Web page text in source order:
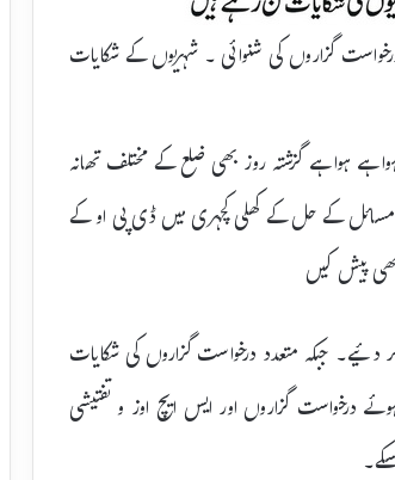
او اسد سرفراز کی فراہمی انصاف کے لیے کھلی کچہریوں کا سلسلہ جاری،50 درخواست گزاروں کی شنوائی ۔ شہریوں کے شکایات
ہے ہوا ہے گزشتہ روز بھی ضلع کے مختلف تھانہ
متعلقہ مسائل کے حل کے کھلی کچہری میں ڈی پی او کے
پیش کیں
جبکہ متعدد درخواست گزاروں کی شکایات
درخواست گزاروں اور ایس ایچ اوز و تفتیشی